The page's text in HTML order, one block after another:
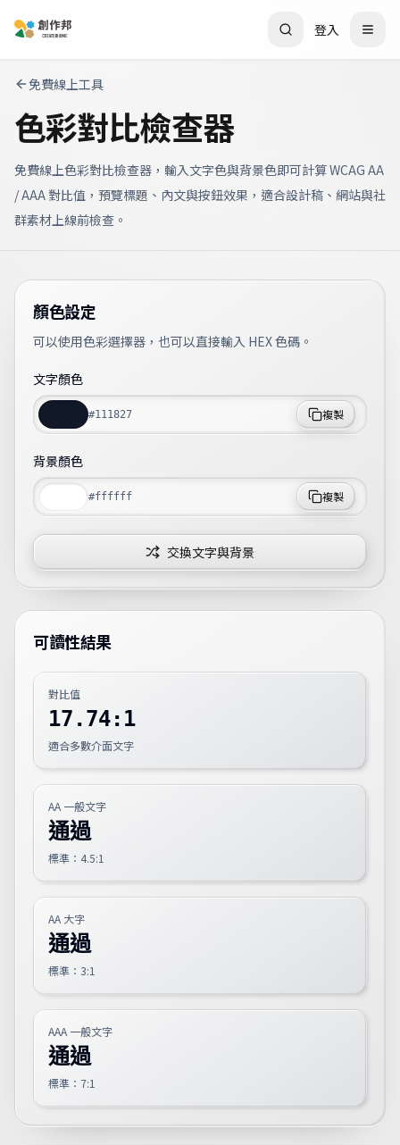
登入
免費線上工具
色彩對比檢查器
免費線上色彩對比檢查器，輸入文字色與背景色即可計算 WCAG AA
/ AAA 對比值，預覽標題、內文與按鈕效果，適合設計稿、網站與社
群素材上線前檢查。
顏色設定
可以使用色彩選擇器，也可以直接輸入 HEX 色碼。
文字顏色
複製
背景顏色
複製
交換文字與背景
可讀性結果
對比值
17.74:1
適合多數介面文字
AA 一般文字
通過
標準：4.5:1
AA 大字
通過
標準：3:1
AAA 一般文字
通過
標準：7:1